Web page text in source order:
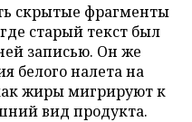
скрытые фрагменты
старый текст был
записью. Он же
белого налета на
жиры мигрируют к
вид продукта.